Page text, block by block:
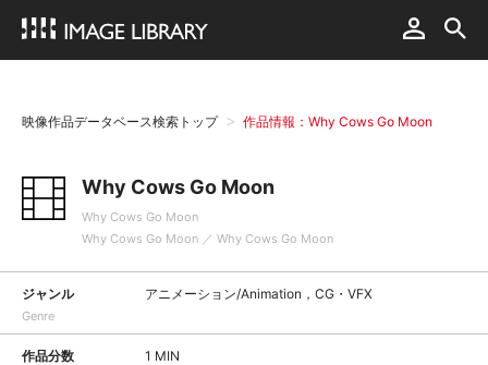
映像作品データベース検索トップ 作品情報：Why Cows Go Moon
Why Cows Go Moon
Why Cows Go Moon
Why Cows Go Moon ／ Why Cows Go Moon
ジャンル
Genre
アニメーション/Animation，CG・VFX
作品分数 1 MIN